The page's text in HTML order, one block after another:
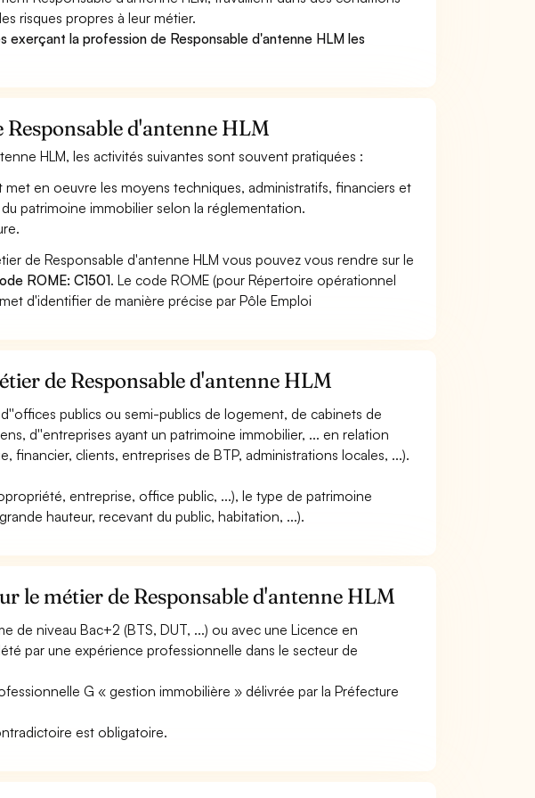
risques propres à leur métier.
exerçant la profession de Responsable d'antenne HLM les
d'antenne HLM
HLM, les activités suivantes sont souvent pratiquées :
met en oeuvre les moyens techniques, administratifs, financiers et
patrimoine immobilier selon la réglementation.
de Responsable d'antenne HLM vous pouvez vous rendre sur le
ROME: C1501. Le code ROME (pour Répertoire opérationnel
d'identifier de manière précise par Pôle Emploi
de Responsable d'antenne HLM
publics ou semi-publics de logement, de cabinets de
d''entreprises ayant un patrimoine immobilier, ... en relation
financier, clients, entreprises de BTP, administrations locales, ...).
entreprise, office public, ...), le type de patrimoine
hauteur, recevant du public, habitation, ...).
le métier de Responsable d'antenne HLM
de niveau Bac+2 (BTS, DUT, ...) ou avec une Licence en
par une expérience professionnelle dans le secteur de
G « gestion immobilière » délivrée par la Préfecture
est obligatoire.